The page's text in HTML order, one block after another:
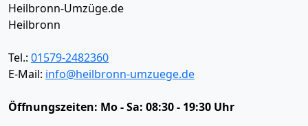
Heilbronn-Umzüge.de
Heilbronn
Tel.: 01579-2482360
E-Mail: info@heilbronn-umzuege.de
Öffnungszeiten: Mo - Sa: 08:30 - 19:30 Uhr